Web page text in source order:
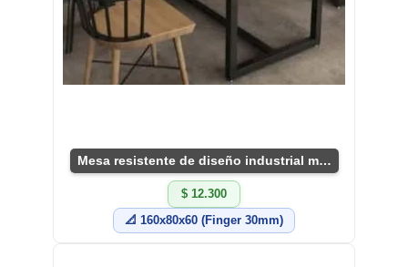
Mesa resistente de diseño industrial moderno.
$ 12.300
📐 160x80x60 (Finger 30mm)